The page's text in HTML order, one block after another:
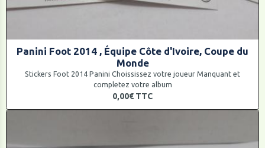
Panini Foot 2014 , Équipe Côte d'Ivoire, Coupe du
Monde
Stickers Foot 2014 Panini Choississez votre joueur Manquant et
completez votre album
0,00€ TTC